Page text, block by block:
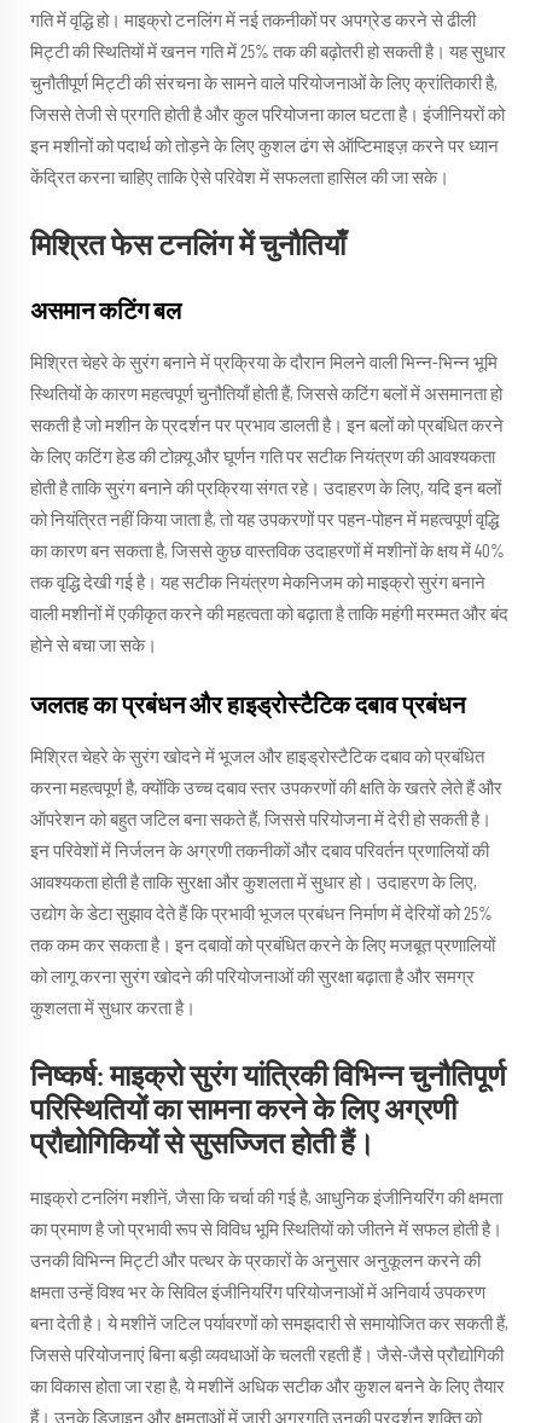
गति में वृद्धि हो। माइक्रो टनलिंग में नई तकनीकों पर अपग्रेड करने से ढीली
मिट्टी की स्थितियों में खनन गति में 25% तक की बढ़ोतरी हो सकती है। यह सुधार
चुनौतीपूर्ण मिट्टी की संरचना के सामने वाले परियोजनाओं के लिए क्रांतिकारी है,
जिससे तेजी से प्रगति होती है और कुल परियोजना काल घटता है। इंजीनियरों को
इन मशीनों को पदार्थ को तोड़ने के लिए कुशल ढंग से ऑप्टिमाइज़ करने पर ध्यान
केंद्रित करना चाहिए ताकि ऐसे परिवेश में सफलता हासिल की जा सके।
मिश्रित फेस टनलिंग में चुनौतियाँ
असमान कटिंग बल
मिश्रित चेहरे के सुरंग बनाने में प्रक्रिया के दौरान मिलने वाली भिन्न-भिन्न भूमि
स्थितियों के कारण महत्वपूर्ण चुनौतियाँ होती हैं, जिससे कटिंग बलों में असमानता हो
सकती है जो मशीन के प्रदर्शन पर प्रभाव डालती है। इन बलों को प्रबंधित करने
के लिए कटिंग हेड की टोक़्यू और घूर्णन गति पर सटीक नियंत्रण की आवश्यकता
होती है ताकि सुरंग बनाने की प्रक्रिया संगत रहे। उदाहरण के लिए, यदि इन बलों
को नियंत्रित नहीं किया जाता है, तो यह उपकरणों पर पहन-पोहन में महत्वपूर्ण वृद्धि
का कारण बन सकता है, जिससे कुछ वास्तविक उदाहरणों में मशीनों के क्षय में 40%
तक वृद्धि देखी गई है। यह सटीक नियंत्रण मेकनिजम को माइक्रो सुरंग बनाने
वाली मशीनों में एकीकृत करने की महत्वता को बढ़ाता है ताकि महंगी मरम्मत और बंद
होने से बचा जा सके।
जलतह का प्रबंधन और हाइड्रोस्टैटिक दबाव प्रबंधन
मिश्रित चेहरे के सुरंग खोदने में भूजल और हाइड्रोस्टैटिक दबाव को प्रबंधित
करना महत्वपूर्ण है, क्योंकि उच्च दबाव स्तर उपकरणों की क्षति के खतरे लेते हैं और
ऑपरेशन को बहुत जटिल बना सकते हैं, जिससे परियोजना में देरी हो सकती है।
इन परिवेशों में निर्जलन के अग्रणी तकनीकों और दबाव परिवर्तन प्रणालियों की
आवश्यकता होती है ताकि सुरक्षा और कुशलता में सुधार हो। उदाहरण के लिए,
उद्योग के डेटा सुझाव देते हैं कि प्रभावी भूजल प्रबंधन निर्माण में देरियों को 25%
तक कम कर सकता है। इन दबावों को प्रबंधित करने के लिए मजबूत प्रणालियों
को लागू करना सुरंग खोदने की परियोजनाओं की सुरक्षा बढ़ाता है और समग्र
कुशलता में सुधार करता है।
निष्कर्ष: माइक्रो सुरंग यांत्रिकी विभिन्न चुनौतिपूर्ण
परिस्थितियों का सामना करने के लिए अग्रणी
प्रौद्योगिकियों से सुसज्जित होती हैं।
माइक्रो टनलिंग मशीनें, जैसा कि चर्चा की गई है, आधुनिक इंजीनियरिंग की क्षमता
का प्रमाण है जो प्रभावी रूप से विविध भूमि स्थितियों को जीतने में सफल होती है।
उनकी विभिन्न मिट्टी और पत्थर के प्रकारों के अनुसार अनुकूलन करने की
क्षमता उन्हें विश्व भर के सिविल इंजीनियरिंग परियोजनाओं में अनिवार्य उपकरण
बना देती है। ये मशीनें जटिल पर्यावरणों को समझदारी से समायोजित कर सकती हैं,
जिससे परियोजनाएं बिना बड़ी व्यवधाओं के चलती रहती हैं। जैसे-जैसे प्रौद्योगिकी
का विकास होता जा रहा है, ये मशीनें अधिक सटीक और कुशल बनने के लिए तैयार
हैं। उनके डिजाइन और क्षमताओं में जारी अग्रगति उनकी प्रदर्शन शक्ति को